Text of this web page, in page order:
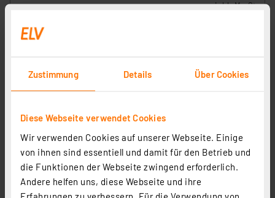
Zustimmung Details Über Cookies
Diese Webseite verwendet Cookies
Wir verwenden Cookies auf unserer Webseite. Einige
von ihnen sind essentiell und damit für den Betrieb und
die Funktionen der Webseite zwingend erforderlich.
Andere helfen uns, diese Webseite und ihre
Erfahrungen zu verbessern. Für die Verwendung von
inkl. MwSt.